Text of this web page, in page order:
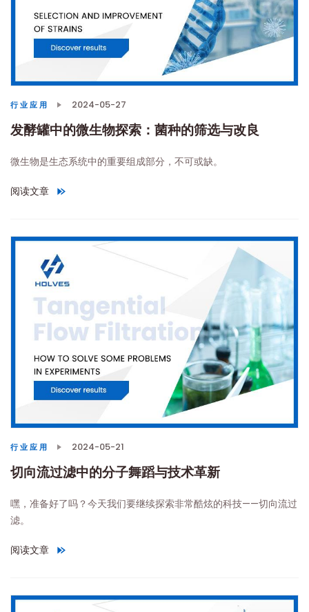
发酵罐中的微生物探索：菌种的筛选与改良
微生物是生态系统中的重要组成部分，不可或缺。
阅读文章
"发酵罐中的微生物探索：菌种的筛选与改良
2024-05-27
行业应用
切向流过滤中的分子舞蹈与技术革新
嘿，准备好了吗？今天我们要继续探索非常酷炫的科技——切向流过
滤。
阅读文章
"切向流过滤中的分子舞蹈与技术革新
2024-05-21
行业应用